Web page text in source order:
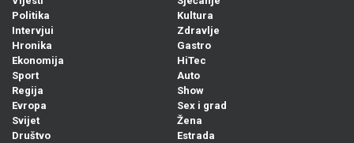
Politika
Intervjui
Hronika
Ekonomija
Sport
Regija
Evropa
Svijet
Društvo
Kultura
Zdravlje
Gastro
HiTec
Auto
Show
Sex i grad
Žena
Estrada